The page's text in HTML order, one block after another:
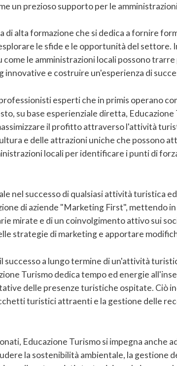
un prezioso supporto per le
di alta formazione che si dedica a fornire
le sfide e le opportunità del settore.
come le amministrazioni locali possono
e costruire un'esperienza di
esperti che in primis operano
su base esperienziale diretta,
il profitto attraverso l'attività
e delle attrazioni uniche che possono
locali per identificare i punti di
nel successo di qualsiasi attività turistica
di aziende "Marketing First", mettendo
mirate e di un coinvolgimento attivo sui
strategie di marketing e apportare
a lungo termine di un'attività
Turismo dedica tempo ed energie
delle presenze turistiche ospitate. Ciò
turistici attraenti e la gestione delle
Educazione Turismo si impegna anche
la sostenibilità ambientale, la gestione